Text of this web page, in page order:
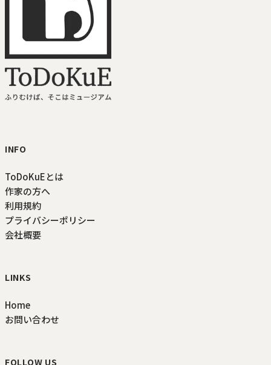
INFO
ToDoKuEとは
作家の方へ
利用規約
プライバシーポリシー
会社概要
LINKS
Home
お問い合わせ
FOLLOW US